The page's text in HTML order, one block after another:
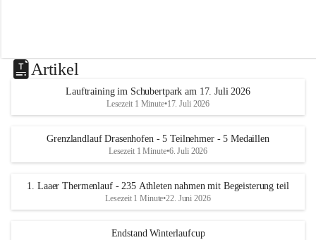
Artikel
Lauftraining im Schubertpark am 17. Juli 2026
Lesezeit 1 Minute•17. Juli 2026
Grenzlandlauf Drasenhofen - 5 Teilnehmer - 5 Medaillen
Lesezeit 1 Minute•6. Juli 2026
1. Laaer Thermenlauf - 235 Athleten nahmen mit Begeisterung teil
Lesezeit 1 Minute•22. Juni 2026
Endstand Winterlaufcup